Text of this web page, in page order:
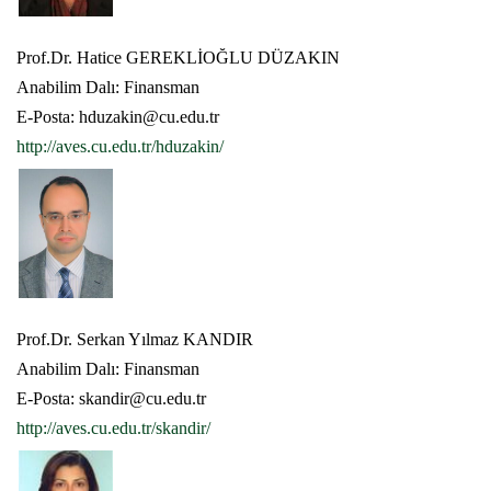
Prof.Dr. Hatice GEREKLİOĞLU DÜZAKIN
Anabilim Dalı: Finansman
E-Posta: hduzakin@cu.edu.tr
http://aves.cu.edu.tr/hduzakin/
Prof.Dr. Serkan Yılmaz KANDIR
Anabilim Dalı: Finansman
E-Posta: skandir@cu.edu.tr
http://aves.cu.edu.tr/skandir/